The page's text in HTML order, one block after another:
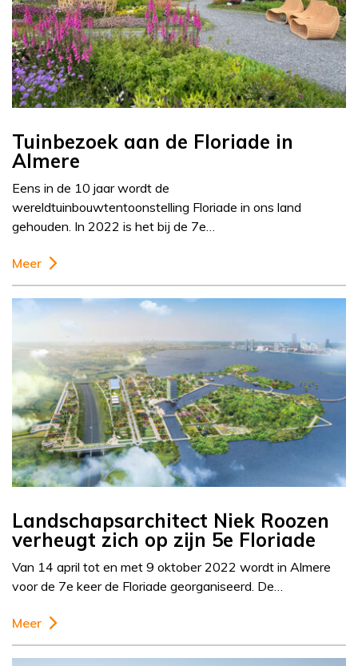
Tuinbezoek aan de Floriade in
Almere
Eens in de 10 jaar wordt de
wereldtuinbouwtentoonstelling Floriade in ons land
gehouden. In 2022 is het bij de 7e…
Meer
Landschapsarchitect Niek Roozen
verheugt zich op zijn 5e Floriade
Van 14 april tot en met 9 oktober 2022 wordt in Almere
voor de 7e keer de Floriade georganiseerd. De…
Meer